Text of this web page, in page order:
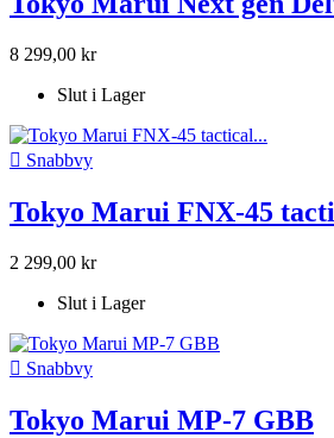
8 299,00 kr
Slut i Lager
 Snabbvy
Tokyo Marui FNX-45
2 299,00 kr
Slut i Lager
 Snabbvy
Tokyo Marui MP-7 GBB